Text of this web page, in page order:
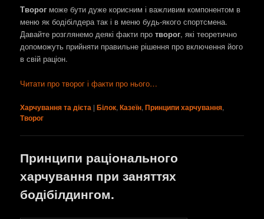
Творог може бути дуже корисним і важливим компонентом в
меню як бодібілдера так і в меню будь-якого спортсмена.
Давайте розглянемо деякі факти протворог, які теоретично
допоможуть прийняти правильне рішення про включення його
в свій раціон.
Читати про творог і факти про нього…
Харчування та дієта |Білок,Казеїн,Принципи харчування,
Творог
Принципи раціонального
харчування при заняттях
бодібілдингом.